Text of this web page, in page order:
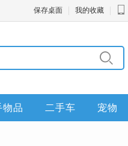
保存桌面 我的收藏
物品 二手车 宠物